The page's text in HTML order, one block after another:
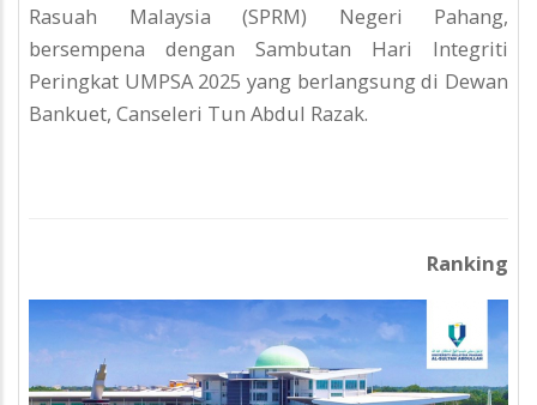
Rasuah Malaysia (SPRM) Negeri Pahang,
bersempena dengan Sambutan Hari Integriti
Peringkat UMPSA 2025 yang berlangsung di Dewan
Bankuet, Canseleri Tun Abdul Razak.
Ranking